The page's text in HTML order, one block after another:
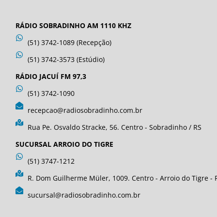
RÁDIO SOBRADINHO AM 1110 KHZ
(51) 3742-1089 (Recepção)
(51) 3742-3573 (Estúdio)
RÁDIO JACUÍ FM 97,3
(51) 3742-1090
recepcao@radiosobradinho.com.br
Rua Pe. Osvaldo Stracke, 56. Centro - Sobradinho / RS
SUCURSAL ARROIO DO TIGRE
(51) 3747-1212
R. Dom Guilherme Müler, 1009. Centro - Arroio do Tigre -
sucursal@radiosobradinho.com.br